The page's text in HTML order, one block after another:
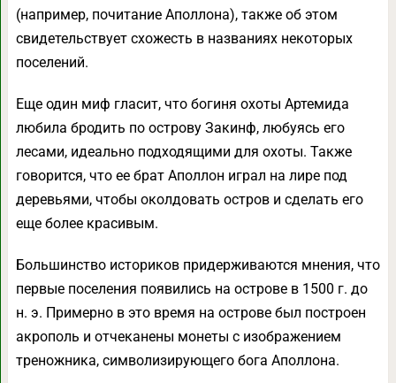
(например, почитание Аполлона), также об этом
свидетельствует схожесть в названиях некоторых
поселений.
Еще один миф гласит, что богиня охоты Артемида
любила бродить по острову Закинф, любуясь его
лесами, идеально подходящими для охоты. Также
говорится, что ее брат Аполлон играл на лире под
деревьями, чтобы околдовать остров и сделать его
еще более красивым.
Большинство историков придерживаются мнения, что
первые поселения появились на острове в 1500 г. до
н. э. Примерно в это время на острове был построен
акрополь и отчеканены монеты с изображением
треножника, символизирующего бога Аполлона.